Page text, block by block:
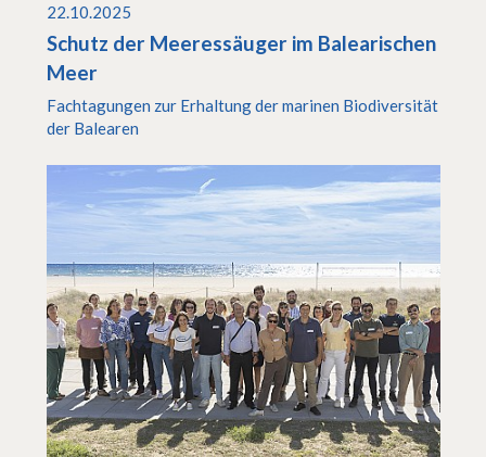
22.10.2025
Schutz der Meeressäuger im Balearischen
Meer
Fachtagungen zur Erhaltung der marinen Biodiversität
der Balearen